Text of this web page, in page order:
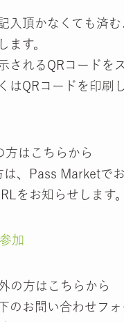
入頂かなくても済む
ます。
されるQRコードを
はQRコードを印刷
方はこちらから
は、Pass Marketで
をお知らせします。
加
の方はこちらから
のお問い合わせフ